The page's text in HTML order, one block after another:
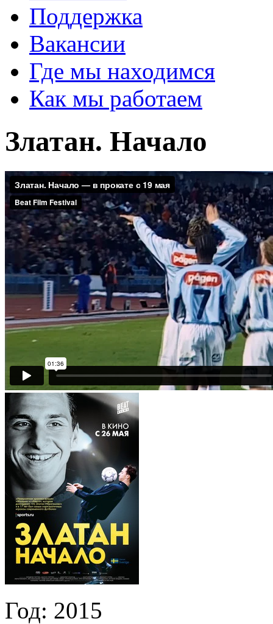
Поддержка
Вакансии
Где мы находимся
Как мы работаем
Златан. Начало
Год: 2015